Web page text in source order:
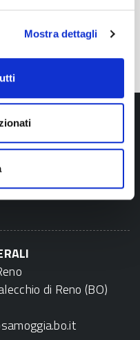
Mostra dettagli
di Reno (BO)